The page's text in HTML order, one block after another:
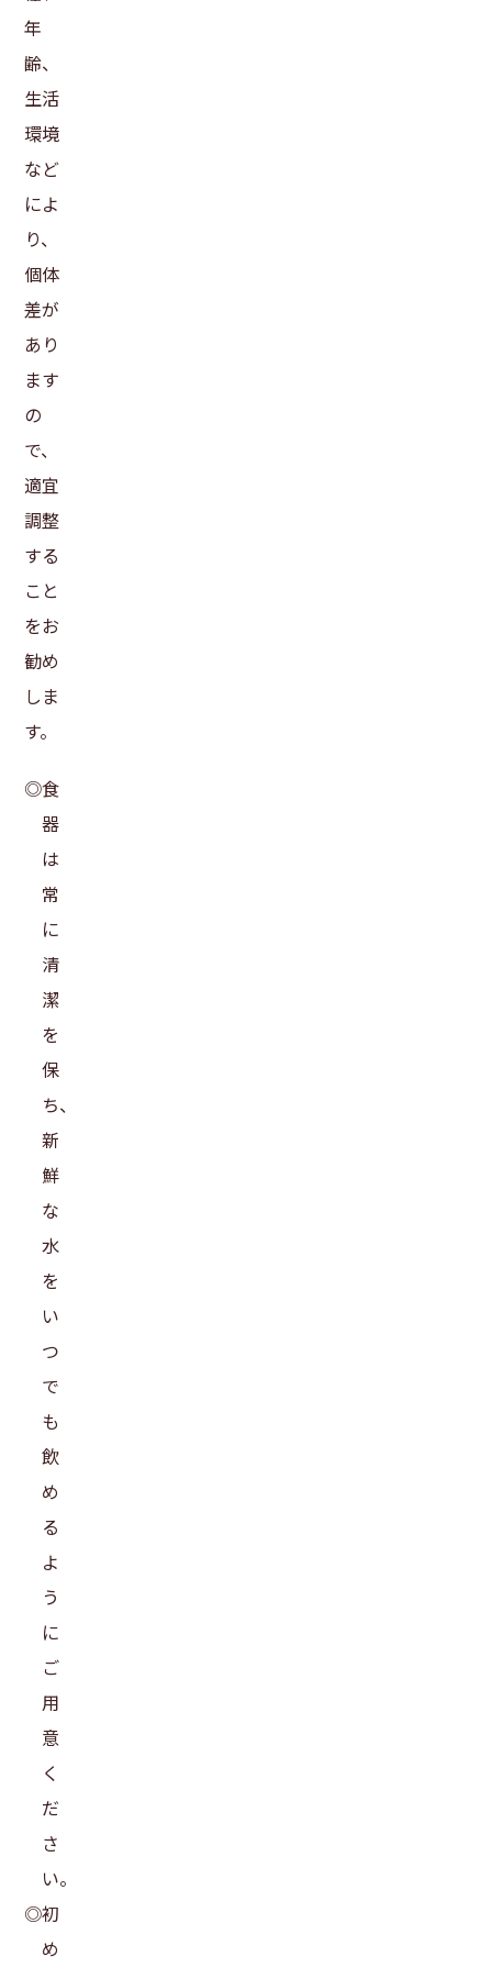
年
齢、
生活
環境
など
によ
り、
個体
差が
あり
ます
の
で、
適宜
調整
する
こと
をお
勧め
しま
す。
◎食
器
は
常
に
清
潔
を
保
ち、
新
鮮
な
水
を
い
つ
で
も
飲
め
る
よ
う
に
ご
用
意
く
だ
さ
い。
◎初
め